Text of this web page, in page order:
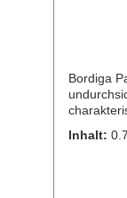
Bordiga
Inhalt: